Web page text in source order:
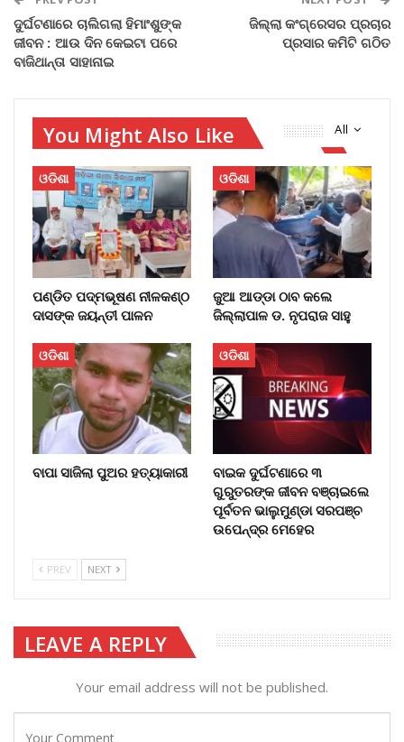
ଦୁର୍ଘଟଣାରେ ଚାଲିଗଲା ହିମାଂଶୁଙ୍କ
ଜୀବନ : ଆଉ ଦିନ କେଇଟା ପରେ
ବାଜିଥାନ୍ତା ସାହାନାଇ
ଜିଲ୍ଲା କଂଗ୍ରେସର ପ୍ରଚାର
ପ୍ରସାର କମିଟି ଗଠିତ
All
You Might Also Like
ଓଡିଶା
ପଣ୍ଡିତ ପଦ୍ମଭୂଷଣ ନୀଳକଣ୍ଠ
ଦାସଙ୍କ ଜୟନ୍ତୀ ପାଳନ
ଓଡିଶା
ଜୁଆ ଆଡ୍ଡା ଠାବ କଲେ
ଜିଲ୍ଲାପାଳ ଡ. ନୃପରାଜ ସାହୁ
ଓଡିଶା
ବାପା ସାଜିଲା ପୁଅର ହତ୍ୟାକାରୀ
ଓଡିଶା
ବାଇକ ଦୁର୍ଘଟଣାରେ ୩
ଗୁରୁତରଙ୍କ ଜୀବନ ବଞ୍ଚାଇଲେ
ପୂର୍ବତନ ଭାଲୁମୁଣ୍ଡା ସରପଞ୍ଚ
ଉପେନ୍ଦ୍ର ମେହେର
PREV NEXT
LEAVE A REPLY
Your email address will not be published.